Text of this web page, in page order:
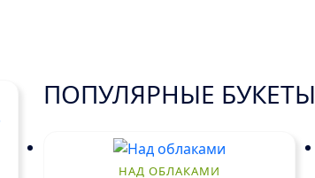
ПОПУЛЯРНЫЕ БУКЕТЫ
НАД ОБЛАКАМИ